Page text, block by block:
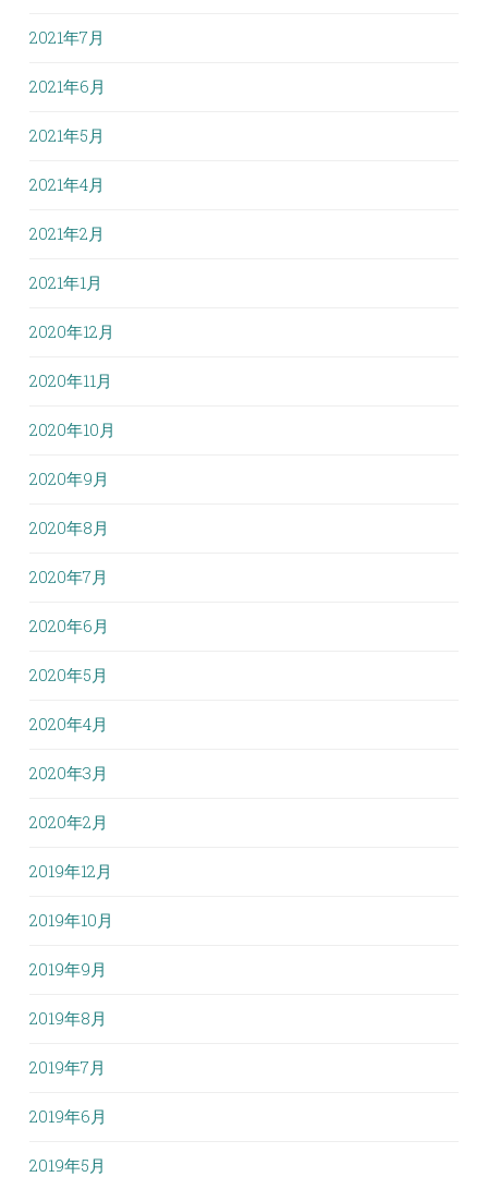
2021年7月
2021年6月
2021年5月
2021年4月
2021年2月
2021年1月
2020年12月
2020年11月
2020年10月
2020年9月
2020年8月
2020年7月
2020年6月
2020年5月
2020年4月
2020年3月
2020年2月
2019年12月
2019年10月
2019年9月
2019年8月
2019年7月
2019年6月
2019年5月